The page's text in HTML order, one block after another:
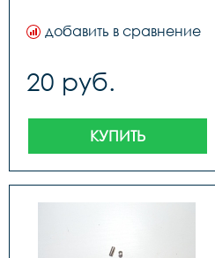
добавить в сравнение
20 руб.
КУПИТЬ